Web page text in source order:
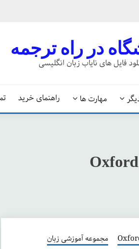
در راه ترجمه
فایل های نایاب زبان انگلیسی
مهارت ها راهنمای خرید
Oxford
مجموعه آموزشی زبان